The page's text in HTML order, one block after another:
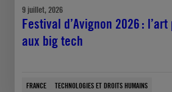
9 juillet, 2026
Festival d’Avignon 2026 :
aux big tech
FRANCE TECHNOLOGIES ET DROITS HUMAINS